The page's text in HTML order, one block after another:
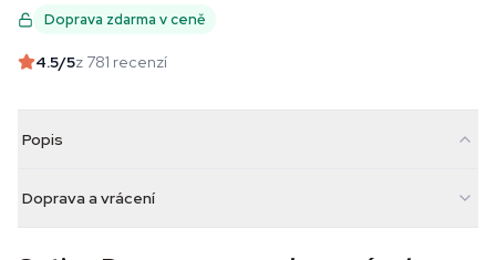
Doprava zdarma v ceně
4.5/5z 781 recenzí
Popis
Doprava a vrácení